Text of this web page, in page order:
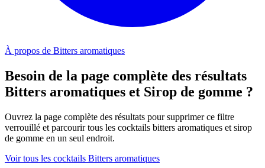
À propos de Bitters aromatiques
Besoin de la page complète des résultats
Bitters aromatiques et Sirop de gomme ?
Ouvrez la page complète des résultats pour supprimer ce filtre
verrouillé et parcourir tous les cocktails bitters aromatiques et sirop
de gomme en un seul endroit.
Voir tous les cocktails Bitters aromatiques